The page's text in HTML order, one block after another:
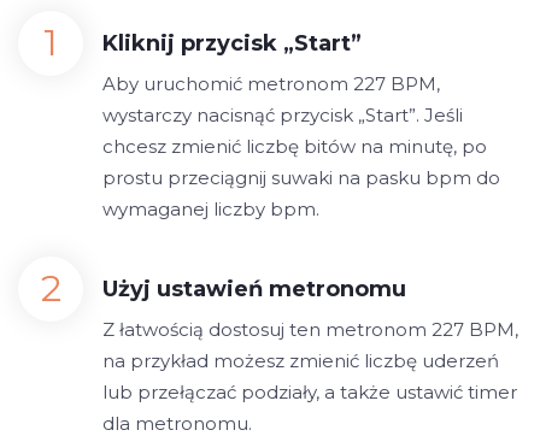
Kliknij przycisk „Start”
Aby uruchomić metronom 227 BPM,
wystarczy nacisnąć przycisk „Start”. Jeśli
chcesz zmienić liczbę bitów na minutę, po
prostu przeciągnij suwaki na pasku bpm do
wymaganej liczby bpm.
Użyj ustawień metronomu
Z łatwością dostosuj ten metronom 227 BPM,
na przykład możesz zmienić liczbę uderzeń
lub przełączać podziały, a także ustawić timer
dla metronomu.